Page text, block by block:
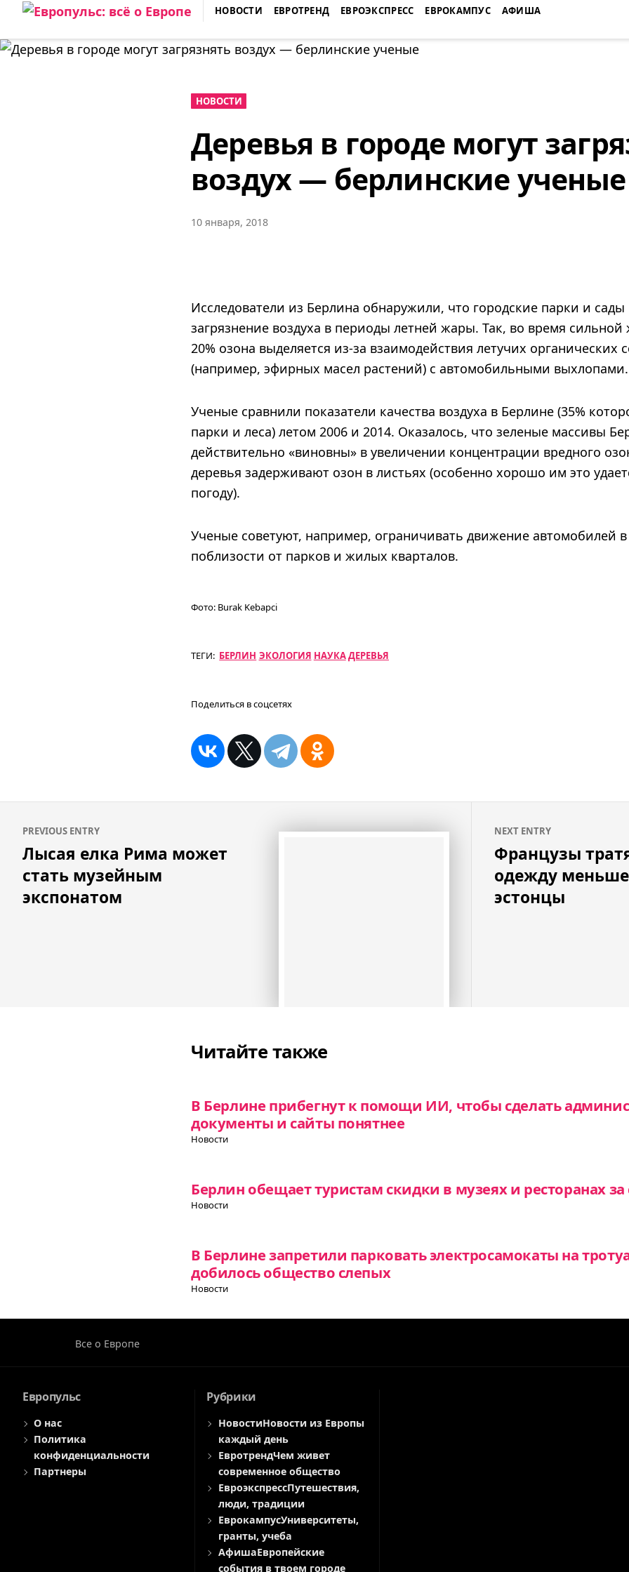
Skip
contentЕВРОПУЛЬС: ВСЁ О ЕВРОПЕ
НОВОСТИ ЕВРОТРЕНД ЕВРОЭКСПРЕСС ЕВРОКАМПУС АФИША
НОВОСТИ
Деревья в городе могут
воздух — берлинские ученые
10 января, 2018
Исследователи из Берлина обнаружили, что городские парки и сады
загрязнение воздуха в периоды летней жары. Так, во время
20% озона выделяется из-за взаимодействия летучих органических
(например, эфирных масел растений) с автомобильными выхлопами.
Ученые сравнили показатели качества воздуха в Берлине (35%
парки и леса) летом 2006 и 2014. Оказалось, что зеленые массивы
действительно «виновны» в увеличении концентрации вредного
деревья задерживают озон в листьях (особенно хорошо им это
погоду).
Ученые советуют, например, ограничивать движение автомобилей
поблизости от парков и жилых кварталов.
Фото: Burak Kebapci
ТЕГИ: БЕРЛИН ЭКОЛОГИЯ НАУКАДЕРЕВЬЯ
Поделиться в соцсетях
по
записям
PREVIOUS ENTRY
Лысая елка Рима может
стать музейным
экспонатом
NEXT ENTRY
Французы
одежду
эстонцы
Читайте также
В Берлине прибегнут к помощи ИИ, чтобы сделать
документы и сайты понятнее
Новости
Берлин обещает туристам скидки в музеях и ресторанах за
Новости
В Берлине запретили парковать электросамокаты на
добилось общество слепых
Новости
Все о Европе
Европульс
О нас
Политика
конфиденциальности
Партнеры
Рубрики
НовостиНовости из Европы
каждый день
ЕвротрендЧем живет
современное общество
ЕвроэкспрессПутешествия,
люди, традиции
ЕврокампусУниверситеты,
гранты, учеба
АфишаЕвропейские
события в твоем городе